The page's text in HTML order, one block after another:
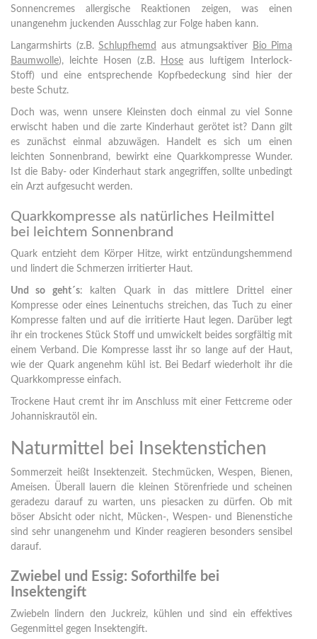
Sonnencremes allergische Reaktionen zeigen, was einen
unangenehm juckenden Ausschlag zur Folge haben kann.
Langarmshirts (z.B. Schlupfhemd aus atmungsaktiver
Bio Pima
Baumwolle), leichte Hosen (z.B. Hose aus luftigem Interlock-
Stoff) und eine entsprechende Kopfbedeckung sind hier der
beste Schutz.
Doch was, wenn unsere Kleinsten doch einmal zu viel Sonne
erwischt haben und die zarte Kinderhaut gerötet ist? Dann gilt
es zunächst einmal abzuwägen. Handelt es sich um einen
leichten Sonnenbrand, bewirkt eine Quarkkompresse Wunder.
Ist die Baby- oder Kinderhaut stark angegriffen, sollte unbedingt
ein Arzt aufgesucht werden.
Quarkkompresse als natürliches Heilmittel
bei leichtem Sonnenbrand
Quark entzieht dem Körper Hitze, wirkt entzündungshemmend
und lindert die Schmerzen irritierter Haut.
Und so geht´s: kalten Quark in das mittlere Drittel einer
Kompresse oder eines Leinentuchs streichen, das Tuch zu einer
Kompresse falten und auf die irritierte Haut legen. Darüber legt
ihr ein trockenes Stück Stoff und umwickelt beides sorgfältig mit
einem Verband. Die Kompresse lasst ihr so lange auf der Haut,
wie der Quark angenehm kühl ist. Bei Bedarf wiederholt ihr die
Quarkkompresse einfach.
Trockene Haut cremt ihr im Anschluss mit einer Fettcreme oder
Johanniskrautöl ein.
Naturmittel bei Insektenstichen
Sommerzeit heißt Insektenzeit. Stechmücken, Wespen, Bienen,
Ameisen. Überall lauern die kleinen Störenfriede und scheinen
geradezu darauf zu warten, uns piesacken zu dürfen. Ob mit
böser Absicht oder nicht, Mücken-, Wespen- und Bienenstiche
sind sehr unangenehm und Kinder reagieren besonders sensibel
darauf.
Zwiebel und Essig: Soforthilfe bei
Insektengift
Zwiebeln lindern den Juckreiz, kühlen und sind ein effektives
Gegenmittel gegen Insektengift.